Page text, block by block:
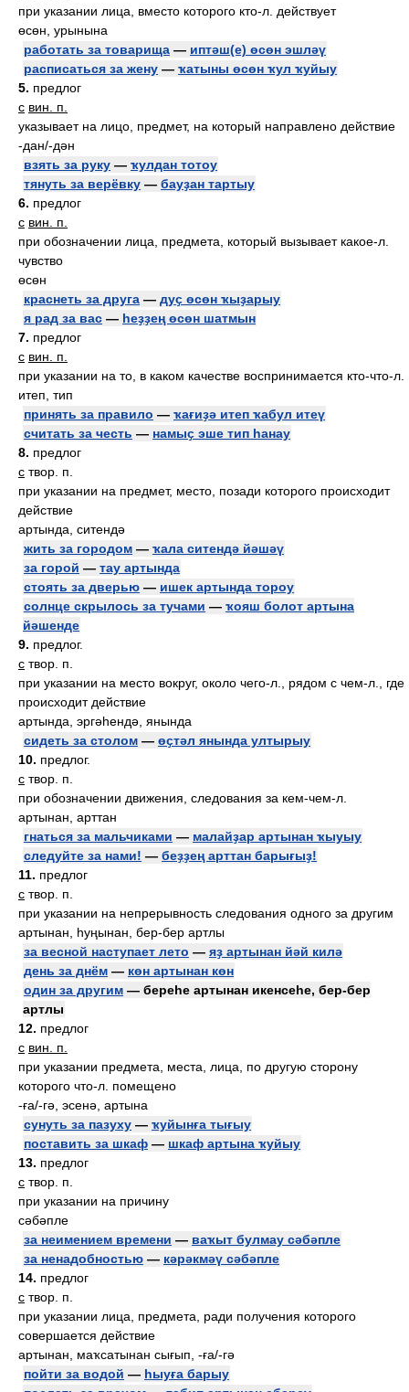
при указании лица, вместо которого кто-л. действует
өсөн, урынына
работать за товарища — иптәш(е) өсөн эшләү
расписаться за жену — ҡатыны өсөн ҡул ҡуйыу
5. предлог
с вин. п.
указывает на лицо, предмет, на который направлено действие
-дан/-дән
взять за руку — ҡулдан тотоу
тянуть за верёвку — бауҙан тартыу
6. предлог
с вин. п.
при обозначении лица, предмета, который вызывает какое-л.
чувство
өсөн
краснеть за друга — дуҫ өсөн ҡыҙарыу
я рад за вас — һеҙҙең өсөн шатмын
7. предлог
с вин. п.
при указании на то, в каком качестве воспринимается кто-что-л.
итеп, тип
принять за правило — ҡағиҙә итеп ҡабул итеү
считать за честь — намыҫ эше тип һанау
8. предлог
с твор. п.
при указании на предмет, место, позади которого происходит
действие
артында, ситендә
жить за городом — ҡала ситендә йәшәү
за горой — тау артында
стоять за дверью — ишек артында тороу
солнце скрылось за тучами — ҡояш болот артына
йәшенде
9. предлог.
с твор. п.
при указании на место вокруг, около чего-л., рядом с чем-л., где
происходит действие
артында, эргәһендә, янында
сидеть за столом — өҫтәл янында ултырыу
10. предлог.
с твор. п.
при обозначении движения, следования за кем-чем-л.
артынан, арттан
гнаться за мальчиками — малайҙар артынан ҡыуыу
следуйте за нами! — беҙҙең арттан барығыҙ!
11. предлог
с твор. п.
при указании на непрерывность следования одного за другим
артынан, һуңынан, бер-бер артлы
за весной наступает лето — яҙ артынан йәй килә
день за днём — көн артынан көн
один за другим — береһе артынан икенсеһе, бер-бер
артлы
12. предлог
с вин. п.
при указании предмета, места, лица, по другую сторону
которого что-л. помещено
-ға/-гә, эсенә, артына
сунуть за пазуху — ҡуйынға тығыу
поставить за шкаф — шкаф артына ҡуйыу
13. предлог
с твор. п.
при указании на причину
сәбәпле
за неимением времени — ваҡыт булмау сәбәпле
за ненадобностью — кәрәкмәү сәбәпле
14. предлог
с твор. п.
при указании лица, предмета, ради получения которого
совершается действие
артынан, маҡсатынан сығып, -ға/-гә
пойти за водой — һыуға барыу